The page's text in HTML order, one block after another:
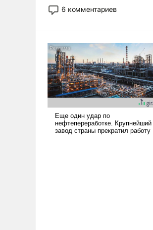
применение которых уже
стало обыденностью. Задача по
и ее реализация радикально
поднимет наши боевые
возможности.
6 комментариев